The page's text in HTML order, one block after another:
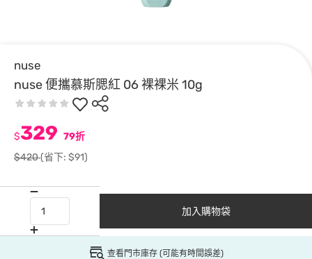
nuse
nuse 便攜慕斯腮紅 06 裸裸米 10g
$329 79折
$420(省下: $91)
加入購物袋
查看門市庫存 (可能有時間誤差)